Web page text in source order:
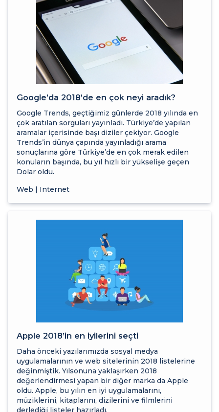
Google’da 2018’de en çok neyi aradık?
Google Trends, geçtiğimiz günlerde 2018 yılında en
çok aratılan sorguları yayınladı. Türkiye’de yapılan
aramalar içerisinde başı diziler çekiyor. Google
Trends’in dünya çapında yayınladığı arama
sonuçlarına göre Türkiye’de en çok merak edilen
konuların başında, bu yıl hızlı bir yükselişe geçen
Dolar oldu.
Web | Internet
Apple 2018’in en iyilerini seçti
Daha önceki yazılarımızda sosyal medya
uygulamalarının ve web sitelerinin 2018 listelerine
değinmiştik. Yılsonuna yaklaşırken 2018
değerlendirmesi yapan bir diğer marka da Apple
oldu. Apple, bu yılın en iyi uygulamalarını,
müziklerini, kitaplarını, dizilerini ve filmlerini
derlediği listeler hazırladı.